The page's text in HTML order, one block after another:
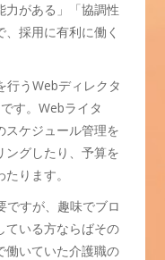
力がある」「協調性
採用に有利に働く
行うWebディレクタ
す。Webライタ
スケジュール管理を
ングしたり、予算を
ります。
ですが、趣味でブロ
ている方ならばその
働いていた介護職の